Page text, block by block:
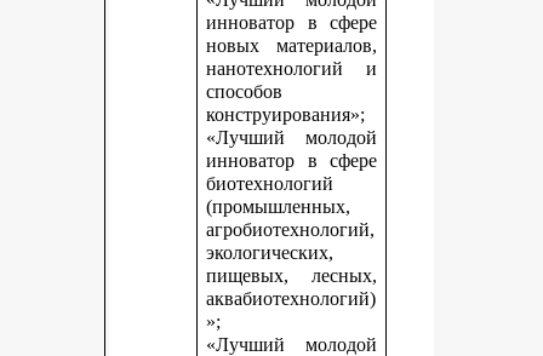
инноватор в сфере
новых материалов,
нанотехнологий и
способов
конструирования»;
«Лучший молодой
инноватор в сфере
биотехнологий
(промышленных,
агробиотехнологий,
экологических,
пищевых, лесных,
аквабиотехнологий)
»;
«Лучший молодой